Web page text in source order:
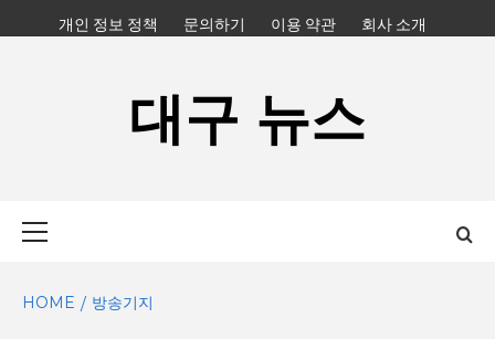
to
개인 정보 정책 문의하기 이용 약관 회사 소개
대구 뉴스
HOME 방송기지